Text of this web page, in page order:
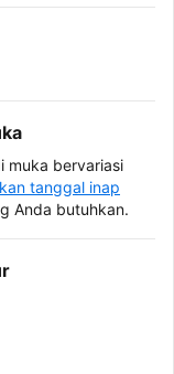
muka bervariasi
tanggal inap
Anda butuhkan.